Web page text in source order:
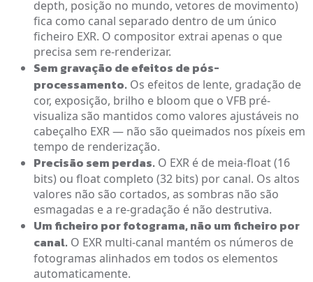
depth, posição no mundo, vetores de movimento)
fica como canal separado dentro de um único
ficheiro EXR. O compositor extrai apenas o que
precisa sem re-renderizar.
Sem gravação de efeitos de pós-
processamento. Os efeitos de lente, gradação de
cor, exposição, brilho e bloom que o VFB pré-
visualiza são mantidos como valores ajustáveis no
cabeçalho EXR — não são queimados nos píxeis em
tempo de renderização.
Precisão sem perdas. O EXR é de meia-float (16
bits) ou float completo (32 bits) por canal. Os altos
valores não são cortados, as sombras não são
esmagadas e a re-gradação é não destrutiva.
Um ficheiro por fotograma, não um ficheiro por
canal. O EXR multi-canal mantém os números de
fotogramas alinhados em todos os elementos
automaticamente.